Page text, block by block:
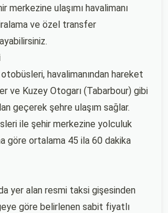
merkezine ulaşımı havalimanı
ve özel transfer
havalimanından hareket
ve Kuzey Otogarı (Tabarbour) gibi
geçerek şehre ulaşım sağlar.
ile şehir merkezine yolculuk
göre ortalama 45 ila 60 dakika
yer alan resmi taksi gişesinden
göre belirlenen sabit fiyatlı